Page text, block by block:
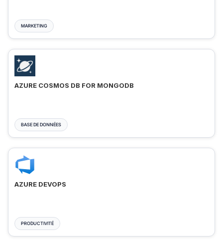
MARKETING
AZURE COSMOS DB FOR MONGODB
BASE DE DONNÉES
AZURE DEVOPS
PRODUCTIVITÉ